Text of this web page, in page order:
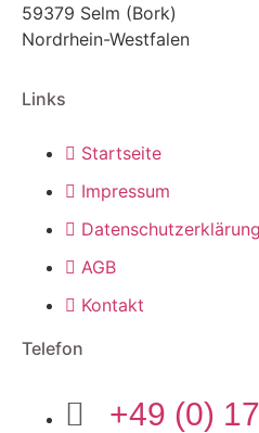
59379 Selm (Bork)
Nordrhein-Westfalen
Links
Startseite
Impressum
Datenschutzerklärung
AGB
Kontakt
Telefon
+49 (0)